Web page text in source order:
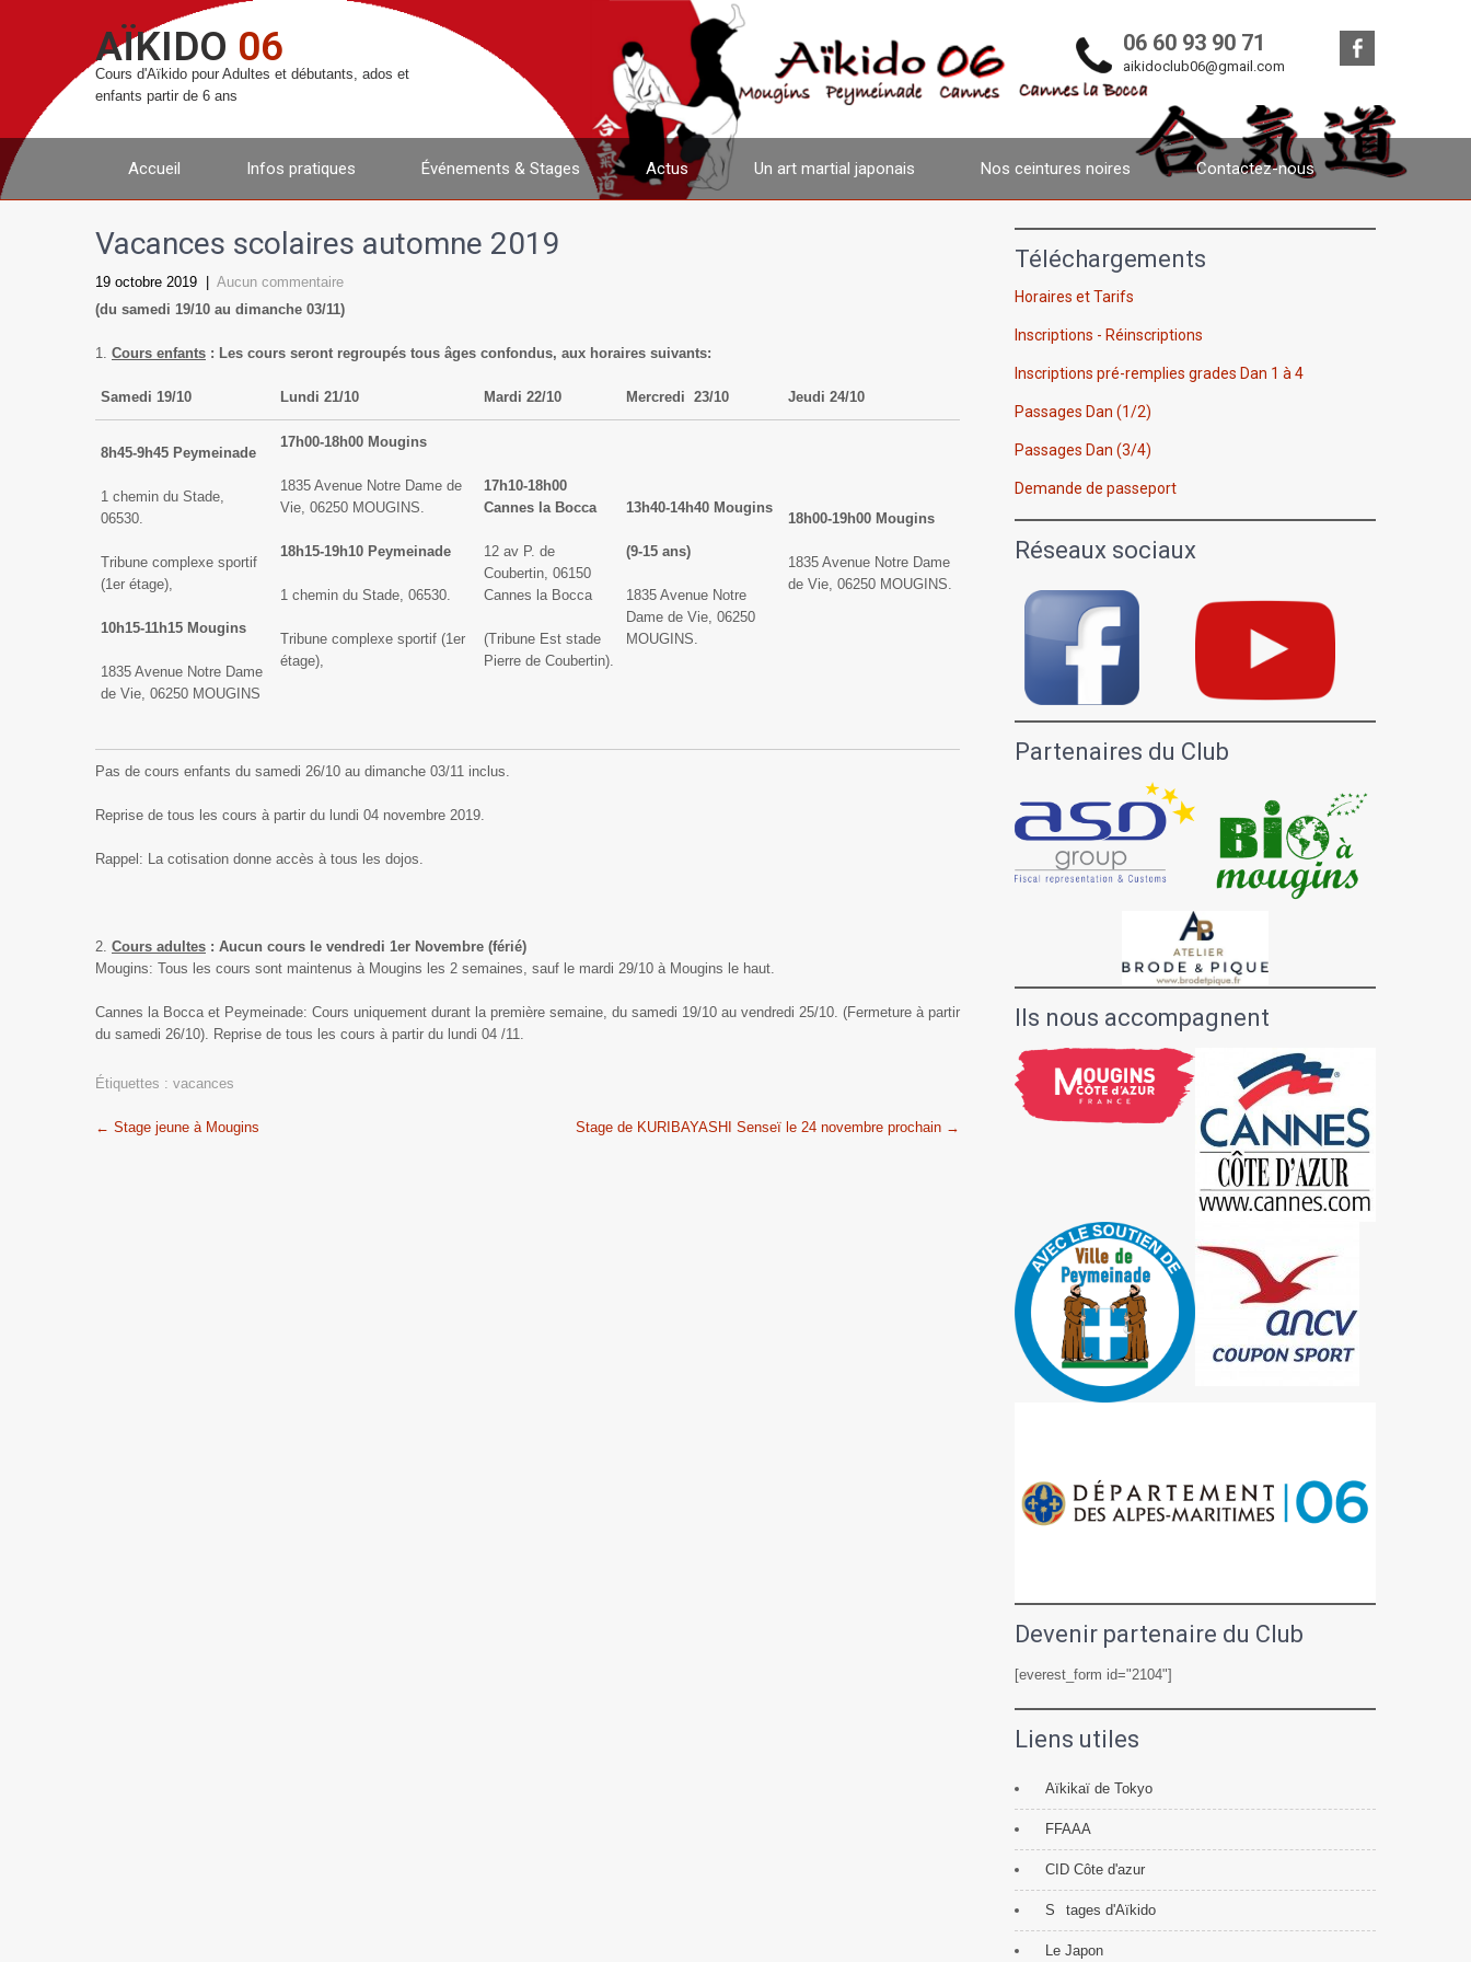
AÏKIDO 06
Cours d'Aïkido pour Adultes et débutants, ados et
enfants partir de 6 ans
06 60 93 90 71
aikidoclub06@gmail.com
Accueil Infos pratiques Événements & Stages Actus Un art martial japonais Nos ceintures noires Contactez-nous
Vacances scolaires automne 2019
19 octobre 2019
Aucun commentaire
(du samedi 19/10 au dimanche 03/11)
Cours enfants : Les cours seront regroupés tous âges confondus, aux horaires suivants:
Samedi 19/10 Lundi 21/10 Mardi 22/10 Mercredi 23/10 Jeudi 24/10
8h45-9h45 Peymeinade
1 chemin du Stade,
06530.
Tribune complexe sportif
(1er étage),
10h15-11h15 Mougins
1835 Avenue Notre Dame
de Vie, 06250 MOUGINS
17h00-18h00 Mougins
1835 Avenue Notre Dame de
Vie, 06250 MOUGINS.
18h15-19h10 Peymeinade
1 chemin du Stade, 06530.
Tribune complexe sportif (1er
étage),
17h10-18h00
Cannes la Bocca
12 av P. de
Coubertin, 06150
Cannes la Bocca
(Tribune Est stade
Pierre de Coubertin).
13h40-14h40 Mougins
(9-15 ans)
1835 Avenue Notre
Dame de Vie, 06250
MOUGINS.
18h00-19h00 Mougins
1835 Avenue Notre Dame
de Vie, 06250 MOUGINS.
Pas de cours enfants du samedi 26/10 au dimanche 03/11 inclus.
Reprise de tous les cours à partir du lundi 04 novembre 2019.
Rappel: La cotisation donne accès à tous les dojos.
Cours adultes : Aucun cours le vendredi 1er Novembre (férié)
Mougins: Tous les cours sont maintenus à Mougins les 2 semaines, sauf le mardi 29/10 à Mougins le haut.
Cannes la Bocca et Peymeinade: Cours uniquement durant la première semaine, du samedi 19/10 au vendredi 25/10. (Fermeture à partir
du samedi 26/10). Reprise de tous les cours à partir du lundi 04 /11.
Étiquettes : vacances
Post
← Stage jeune à Mougins Stage de KURIBAYASHI Senseï le 24 novembre prochain →
Téléchargements
Horaires et Tarifs
Inscriptions - Réinscriptions
Inscriptions pré-remplies grades Dan 1 à 4
Passages Dan (1/2)
Passages Dan (3/4)
Demande de passeport
Réseaux sociaux
Partenaires du Club
Ils nous accompagnent
Devenir partenaire du Club
[everest_form id="2104"]
Liens utiles
Aïkikaï de Tokyo
FFAAA
CID Côte d'azur
S tages d'Aïkido
Le Japon